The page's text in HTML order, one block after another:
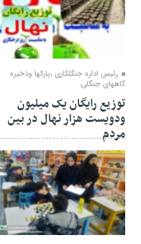
رئیس اداره جنگلکاری ،پارکها وذخیره
گاههای جنگلی
توزیع رایگان یک میلیون
ودویست هزار نهال در بین
مردم
۲۱ بهمن ۱۴۰۴